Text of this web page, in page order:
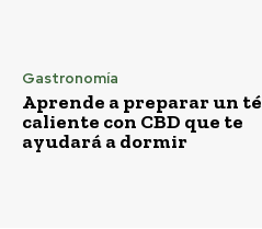
Gastronomía
Aprende a preparar un té
caliente con CBD que te
ayudará a dormir